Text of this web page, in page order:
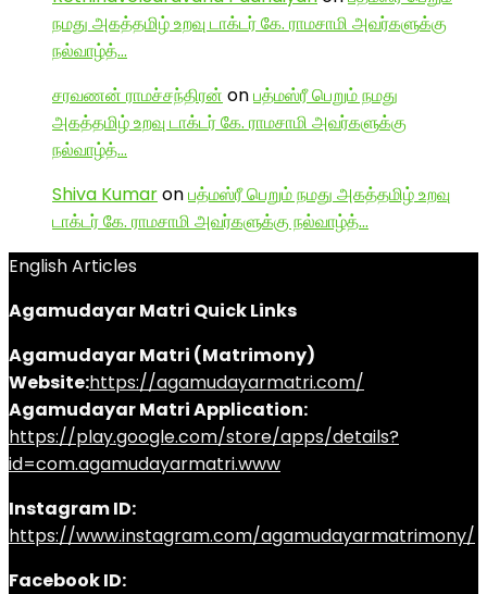
நமது அகத்தமிழ் உறவு டாக்டர் கே. ராமசாமி அவர்களுக்கு
நல்வாழ்த்…
சரவணன் ராமச்சந்திரன் onபத்மஸ்ரீ பெறும் நமது
அகத்தமிழ் உறவு டாக்டர் கே. ராமசாமி அவர்களுக்கு
நல்வாழ்த்…
Shiva Kumaronபத்மஸ்ரீ பெறும் நமது அகத்தமிழ் உறவு
டாக்டர் கே. ராமசாமி அவர்களுக்கு நல்வாழ்த்…
English Articles
Agamudayar Matri Quick Links
Agamudayar Matri (Matrimony)
Website:https://agamudayarmatri.com/
Agamudayar Matri Application:
https://play.google.com/store/apps/details?
id=com.agamudayarmatri.www
Instagram ID:
https://www.instagram.com/agamudayarmatrimony/
Facebook ID: